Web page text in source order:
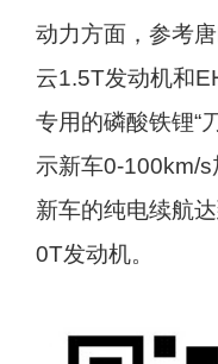
动力方面，参考
云1.5T发动机和
专用的磷酸铁锂“
示新车0-100km/s
新车的纯电续航
0T发动机。